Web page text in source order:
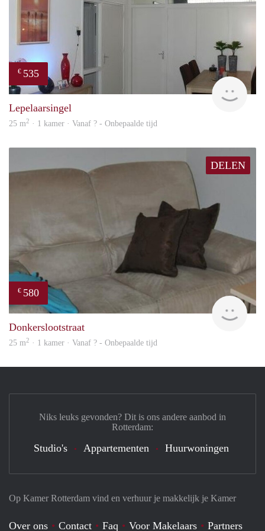
€ 535
Lepelaarsingel
25 m2 · 1 kamer · Vanaf ? - Onbepaalde tijd
DELEN
€ 580
Donkerslootstraat
25 m2 · 1 kamer · Vanaf ? - Onbepaalde tijd
Op Kamer Rotterdam vind en verhuur je makkelijk je Kamer
Over ons Contact Faq Voor Makelaars Partners
Niks leuks gevonden? Dit is ons andere aanbod in
Rotterdam:
Studio's Appartementen Huurwoningen